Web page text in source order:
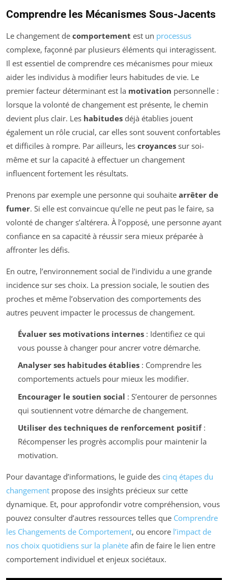
Comprendre les Mécanismes Sous-Jacents
Le changement de comportement est un processus
complexe, façonné par plusieurs éléments qui interagissent.
Il est essentiel de comprendre ces mécanismes pour mieux
aider les individus à modifier leurs habitudes de vie. Le
premier facteur déterminant est la motivation personnelle :
lorsque la volonté de changement est présente, le chemin
devient plus clair. Les habitudes déjà établies jouent
également un rôle crucial, car elles sont souvent confortables
et difficiles à rompre. Par ailleurs, les croyances sur soi-
même et sur la capacité à effectuer un changement
influencent fortement les résultats.
Prenons par exemple une personne qui souhaite arrêter de
fumer. Si elle est convaincue qu’elle ne peut pas le faire, sa
volonté de changer s’altérera. À l’opposé, une personne ayant
confiance en sa capacité à réussir sera mieux préparée à
affronter les défis.
En outre, l’environnement social de l’individu a une grande
incidence sur ses choix. La pression sociale, le soutien des
proches et même l’observation des comportements des
autres peuvent impacter le processus de changement.
Évaluer ses motivations internes: Identifiez ce qui
vous pousse à changer pour ancrer votre démarche.
Analyser ses habitudes établies: Comprendre les
comportements actuels pour mieux les modifier.
Encourager le soutien social : S’entourer de personnes
qui soutiennent votre démarche de changement.
Utiliser des techniques de renforcement positif:
Récompenser les progrès accomplis pour maintenir la
motivation.
Pour davantage d’informations, le guide des cinq étapes du
changement propose des insights précieux sur cette
dynamique. Et, pour approfondir votre compréhension, vous
pouvez consulter d’autres ressources telles que Comprendre
les Changements de Comportement, ou encore l’impact de
nos choix quotidiens sur la planète afin de faire le lien entre
comportement individuel et enjeux sociétaux.